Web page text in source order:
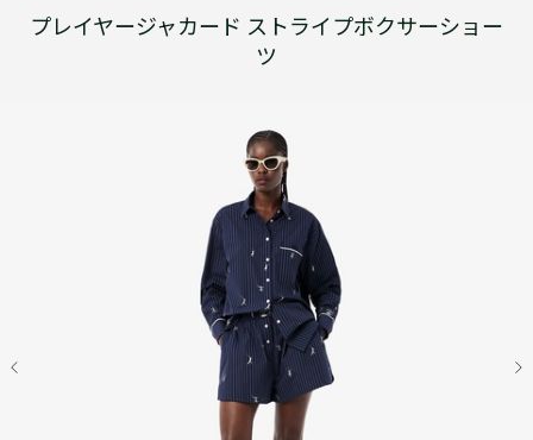
プレイヤージャカード ストライプボクサーショー
ツ